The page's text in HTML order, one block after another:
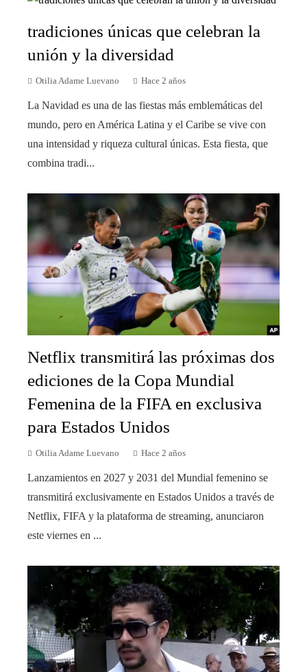
tradiciones únicas que celebran la
unión y la diversidad
Otilia Adame Luevano Hace 2 años
La Navidad es una de las fiestas más emblemáticas del
mundo, pero en América Latina y el Caribe se vive con
una intensidad y riqueza cultural únicas. Esta fiesta, que
combina tradi...
Netflix transmitirá las próximas dos
ediciones de la Copa Mundial
Femenina de la FIFA en exclusiva
para Estados Unidos
Otilia Adame Luevano Hace 2 años
Lanzamientos en 2027 y 2031 del Mundial femenino se
transmitirá exclusivamente en Estados Unidos a través de
Netflix, FIFA y la plataforma de streaming, anunciaron
este viernes en ...